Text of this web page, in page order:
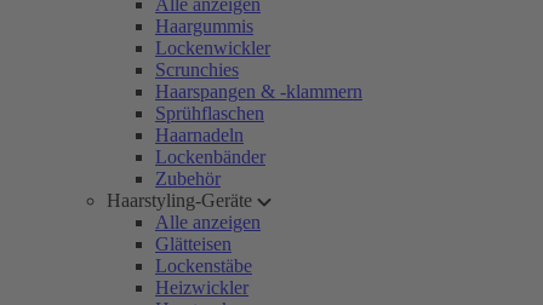
Alle anzeigen
Haargummis
Lockenwickler
Scrunchies
Haarspangen & -klammern
Sprühflaschen
Haarnadeln
Lockenbänder
Zubehör
Haarstyling-Geräte
Alle anzeigen
Glätteisen
Lockenstäbe
Heizwickler